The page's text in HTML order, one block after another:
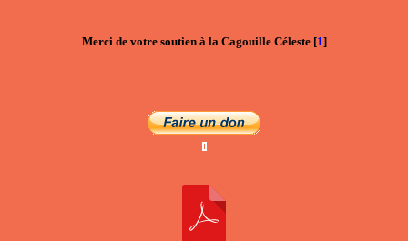
Merci de votre soutien à la Cagouille Céleste[1]